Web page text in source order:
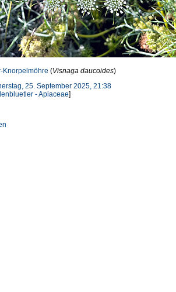
Knorpelmöhre (Visnaga daucoides)
25. September 2025, 21:38
- Apiaceae]